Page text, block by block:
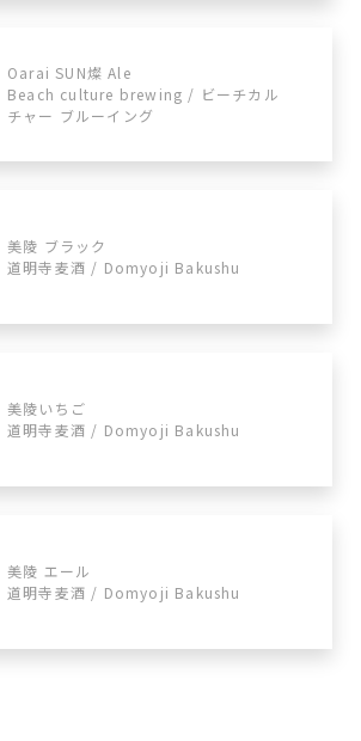
Oarai SUN燦 Ale
Beach culture brewing / ビーチカル
チャー ブルーイング
美陵 ブラック
道明寺麦酒 / Domyoji Bakushu
美陵いちご
道明寺麦酒 / Domyoji Bakushu
美陵 エール
道明寺麦酒 / Domyoji Bakushu